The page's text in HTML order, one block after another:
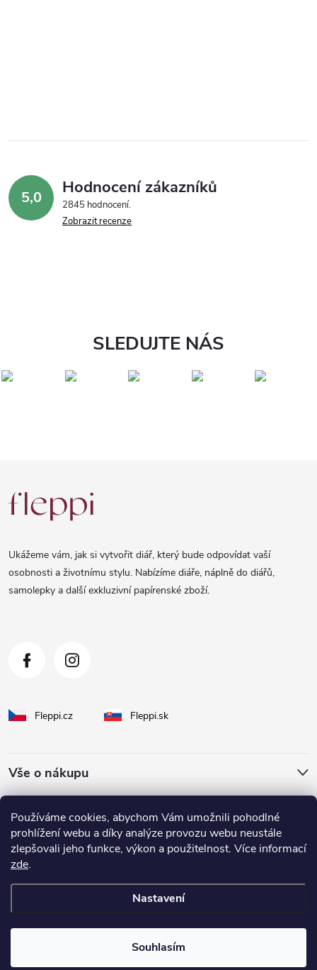
Používáme cookies, abychom Vám umožnili pohodlné
prohlížení webu a díky analýze provozu webu neustále
zlepšovali jeho funkce, výkon a použitelnost. Více informací
zde.
Nastavení
Souhlasím
5,0 Hodnocení zákazníků
2845 hodnocení
Zobrazit recenze
SLEDUJTE NÁS
á
Ukážeme vám, jak si vytvořit diář, který bude odpovídat vaší
osobnosti a životnímu stylu. Nabízíme diáře, náplně do diářů,
samolepky a další exkluzivní papírenské zboží.
Fleppi.cz Fleppi.sk
Vše o nákupu
O Fleppi
Inspirace pro vás
Copyright 2026fleppi. Všechna práva vyhrazena.